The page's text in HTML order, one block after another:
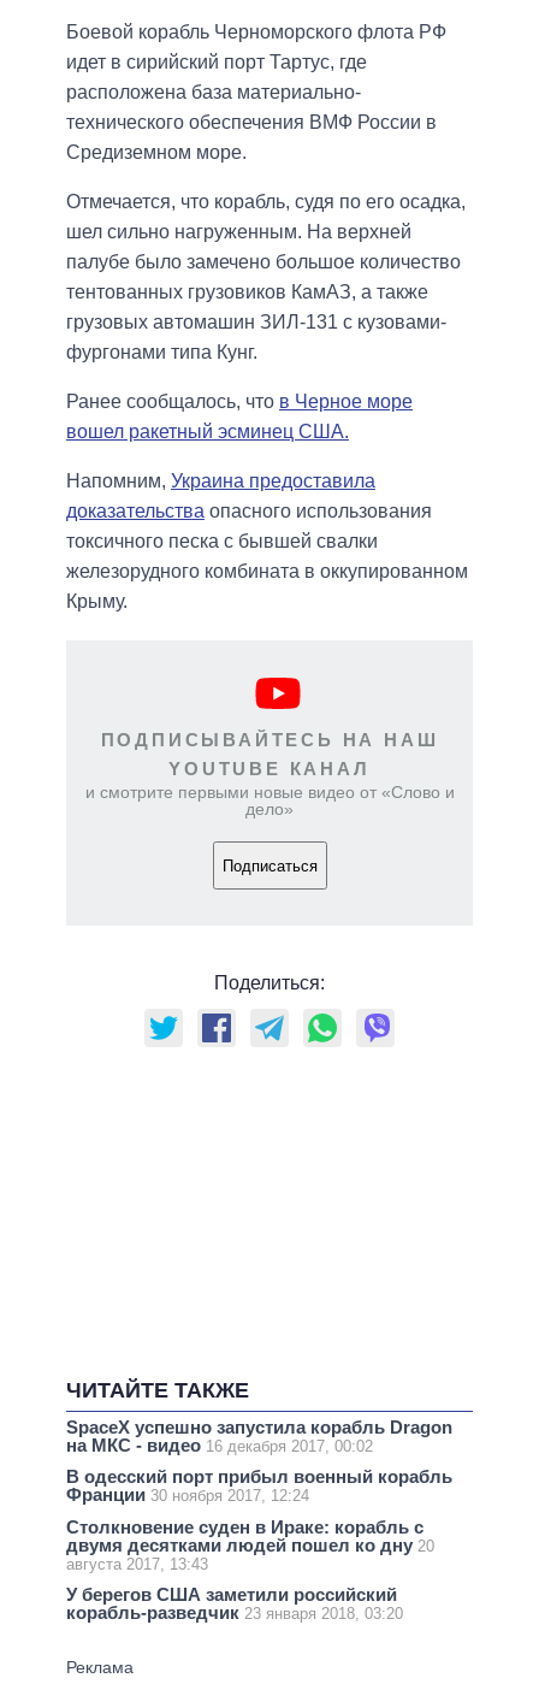
Боевой корабль Черноморского флота РФ
идет в сирийский порт Тартус, где
расположена база материально-
технического обеспечения ВМФ России в
Средиземном море.
Отмечается, что корабль, судя по его осадка,
шел сильно нагруженным. На верхней
палубе было замечено большое количество
тентованных грузовиков КамАЗ, а также
грузовых автомашин ЗИЛ-131 с кузовами-
фургонами типа Кунг.
Ранее сообщалось, что в Черное море
вошел ракетный эсминец США.
Напомним, Украина предоставила
доказательства опасного использования
токсичного песка с бывшей свалки
железорудного комбината в оккупированном
Крыму.
ПОДПИСЫВАЙТЕСЬ НА НАШ
YOUTUBE КАНАЛ
и смотрите первыми новые видео от «Слово и
дело»
Подписаться
Поделиться:
ЧИТАЙТЕ ТАКЖЕ
SpaceX успешно запустила корабль Dragon
на МКС - видео 16 декабря 2017, 00:02
В одесский порт прибыл военный корабль
Франции 30 ноября 2017, 12:24
Столкновение суден в Ираке: корабль с
двумя десятками людей пошел ко дну 20
августа 2017, 13:43
У берегов США заметили российский
корабль-разведчик 23 января 2018, 03:20